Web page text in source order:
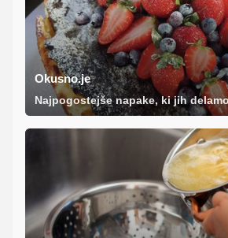
Okusno.je
Najpogostejše napake, ki jih